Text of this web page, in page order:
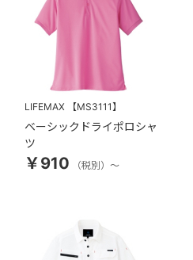
LIFEMAX 【MS3111】
ベーシックドライポロシャ
ツ
￥910 （税別）～